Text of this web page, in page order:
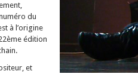
du
à l’origine
édition
et